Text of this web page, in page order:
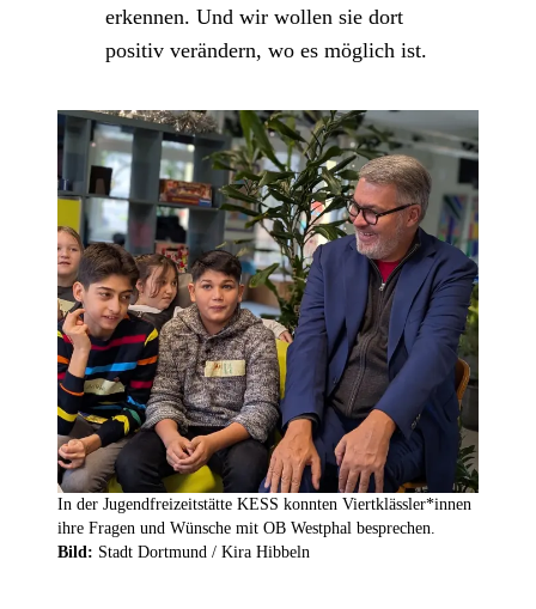
erkennen. Und wir wollen sie dort
positiv verändern, wo es möglich ist.
In der Jugendfreizeitstätte KESS konnten Viertklässler*innen
ihre Fragen und Wünsche mit OB Westphal besprechen.
Bild: Stadt Dortmund / Kira Hibbeln